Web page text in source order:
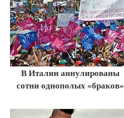
В Италии аннулированы
сотни однополых «браков»